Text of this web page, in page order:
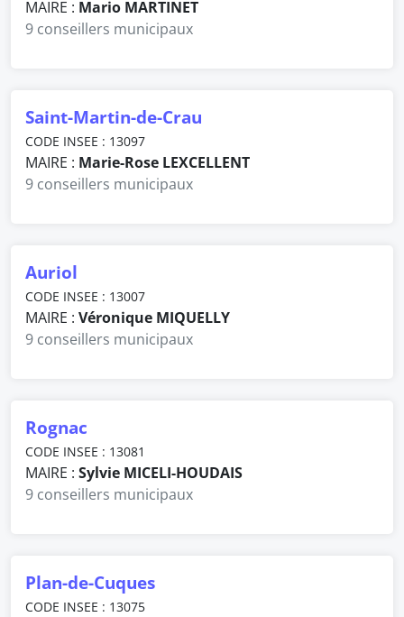
MAIRE : Mario MARTINET
9 conseillers municipaux
Saint-Martin-de-Crau
CODE INSEE : 13097
MAIRE : Marie-Rose LEXCELLENT
9 conseillers municipaux
Auriol
CODE INSEE : 13007
MAIRE : Véronique MIQUELLY
9 conseillers municipaux
Rognac
CODE INSEE : 13081
MAIRE : Sylvie MICELI-HOUDAIS
9 conseillers municipaux
Plan-de-Cuques
CODE INSEE : 13075